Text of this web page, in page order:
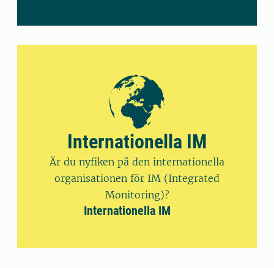
Internationella IM
Är du nyfiken på den internationella
organisationen för IM (Integrated
Monitoring)?
Internationella IM